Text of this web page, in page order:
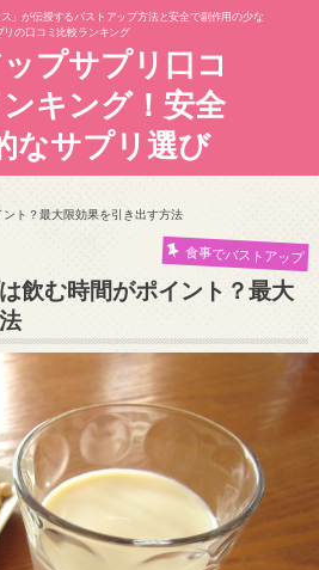
」が伝授するバストアップ方法と安全で副作用の少な
リの口コミ比較ランキング
プサプリ口コ
キング！安全
なサプリ選び
ト？最大限効果を引き出す方法
食事でバストアップ
飲む時間がポイント？最大